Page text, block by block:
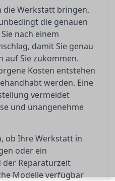
die Werkstatt bringen,
die genauen
nach einem
damit Sie genau
auf Sie zukommen.
Kosten entstehen
werden. Eine
vermeidet
und unangenehme
ob Ihre Werkstatt in
oder ein
der Reparaturzeit
Modelle verfügbar